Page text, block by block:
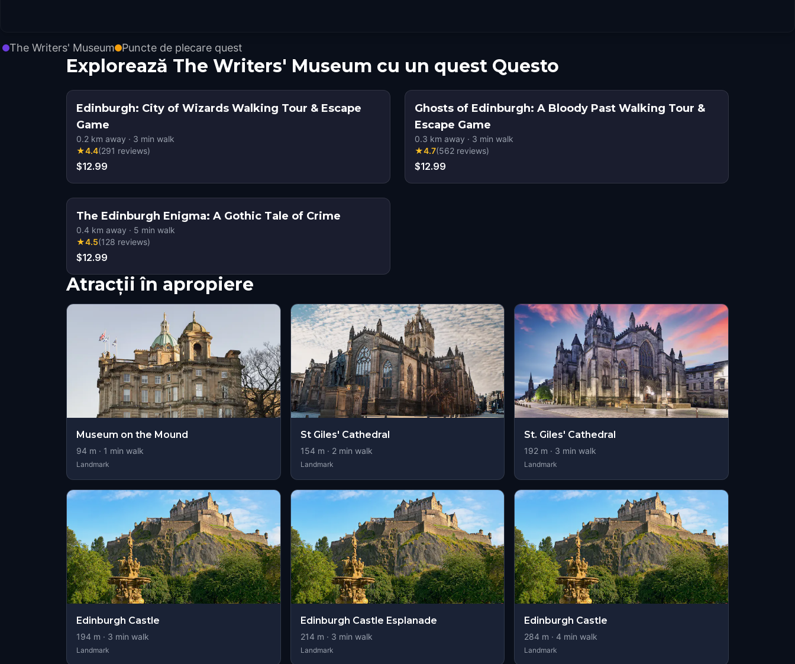
The Writers' Museum Puncte de plecare quest
Explorează The Writers' Museum cu un quest Questo
Edinburgh: City of Wizards Walking Tour & Escape
Game
0.2 km away · 3 min walk
★4.4(291 reviews)
$12.99
Ghosts of Edinburgh: A Bloody Past Walking Tour &
Escape Game
0.3 km away · 3 min walk
★4.7(562 reviews)
$12.99
The Edinburgh Enigma: A Gothic Tale of Crime
0.4 km away · 5 min walk
★4.5(128 reviews)
$12.99
Atracții în apropiere
Museum on the Mound
94 m · 1 min walk
Landmark
St Giles' Cathedral
154 m · 2min walk
Landmark
St. Giles' Cathedral
192 m · 3 min walk
Landmark
Edinburgh Castle
194 m · 3 min walk
Landmark
Edinburgh Castle Esplanade
214 m · 3 min walk
Landmark
Edinburgh Castle
284 m · 4 min walk
Landmark